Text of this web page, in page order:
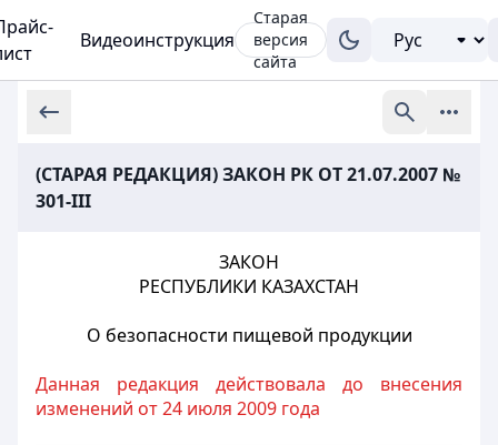
Видеоинструкция
Старая
версия
сайта
(СТАРАЯ РЕДАКЦИЯ) ЗАКОН РК ОТ 21.07.2007 №
301-III
ЗАКОН
РЕСПУБЛИКИ КАЗАХСТАН
О безопасности пищевой продукции
Данная редакция действовала до внесения
изменений от 24 июля 2009 года